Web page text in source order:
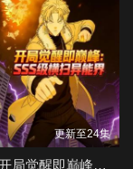
更新至24集
开局觉醒即巅峰，SSS级横扫异能界！